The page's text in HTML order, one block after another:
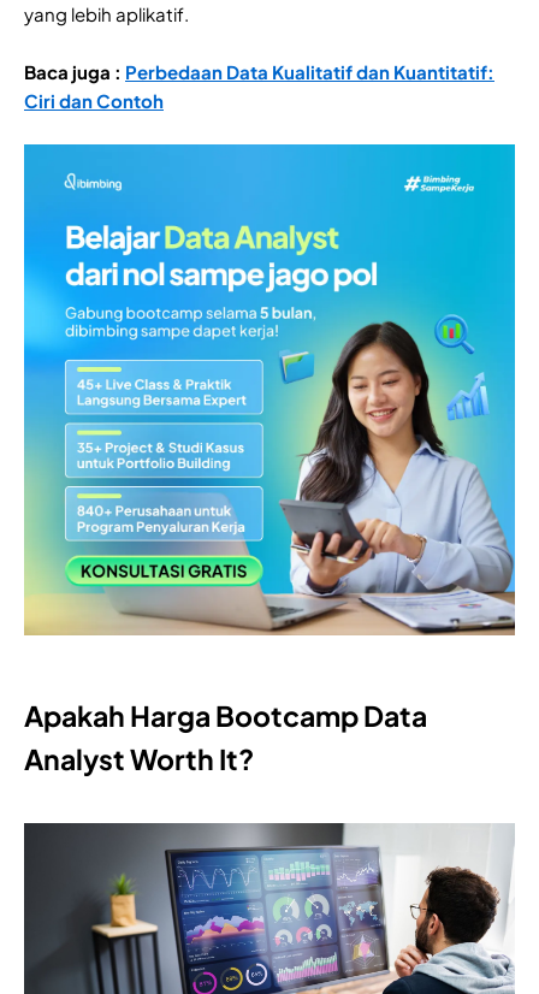
yang lebih aplikatif.
Baca juga : Perbedaan Data Kualitatif dan Kuantitatif:
Ciri dan Contoh
Apakah Harga Bootcamp Data
Analyst Worth It?